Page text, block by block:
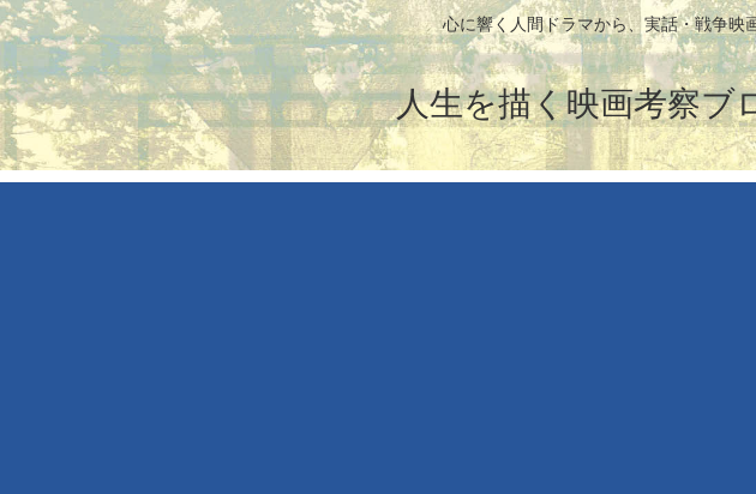
心に響く人間ドラマから、実話・戦争映
人生を描く映画考察ブ